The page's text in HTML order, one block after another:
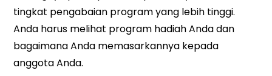
tingkat pengabaian program yang lebih tinggi.
Anda harus melihat program hadiah Anda dan
bagaimana Anda memasarkannya kepada
anggota Anda.